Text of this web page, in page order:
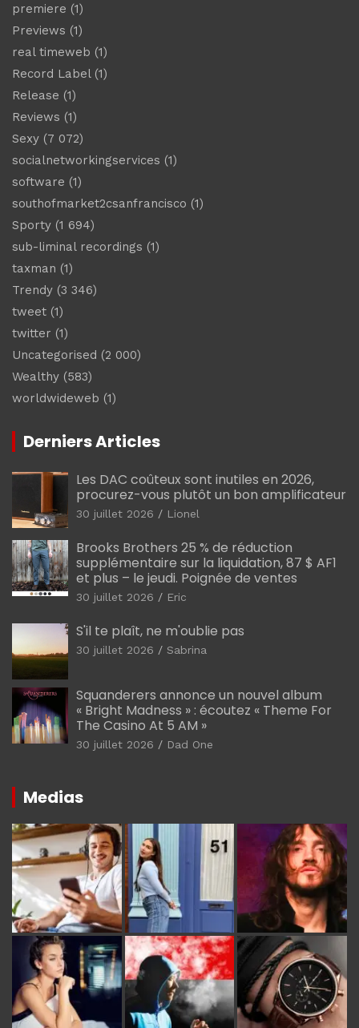
premiere (1)
Previews (1)
real timeweb (1)
Record Label(1)
Release (1)
Reviews (1)
Sexy (7 072)
socialnetworkingservices (1)
software (1)
southofmarket2csanfrancisco (1)
Sporty (1 694)
sub-liminal recordings (1)
taxman (1)
Trendy (3 346)
tweet (1)
twitter (1)
Uncategorised (2 000)
Wealthy (583)
worldwideweb (1)
Derniers Articles
Les DAC coûteux sont inutiles en 2026,
procurez-vous plutôt un bon amplificateur
30 juillet 2026 Lionel
Brooks Brothers 25 % de réduction
supplémentaire sur la liquidation, 87 $ AF1
et plus – le jeudi. Poignée de ventes
30 juillet 2026 Eric
S'il te plaît, ne m'oublie pas
30 juillet 2026 Sabrina
Squanderers annonce un nouvel album
« Bright Madness » : écoutez « Theme For
The Casino At 5 AM »
30 juillet 2026 Dad One
Medias